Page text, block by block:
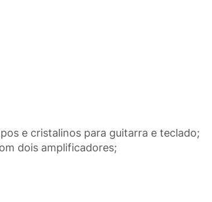
e cristalinos para guitarra e teclado;
dois amplificadores;